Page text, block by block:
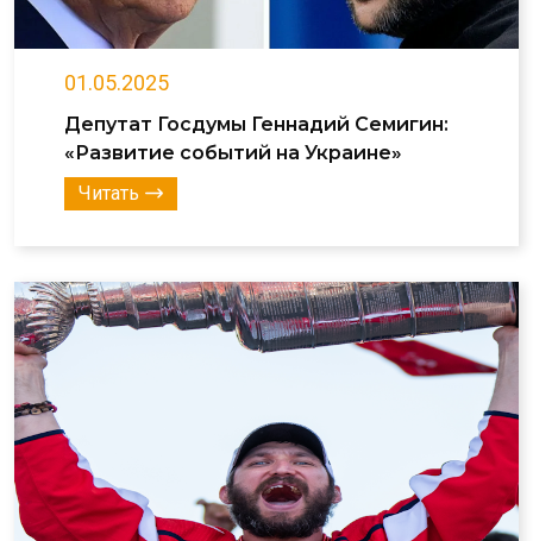
01.05.2025
Депутат Госдумы Геннадий Семигин:
«Развитие событий на Украине»
Читать